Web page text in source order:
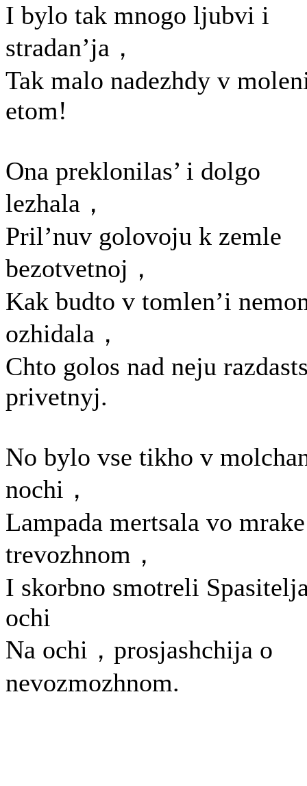
I bylo tak mnogo ljubvi i
stradan’ja，
Tak malo nadezhdy v
etom!
Ona preklonilas’ i dolgo
lezhala，
Pril’nuv golovoju k zemle
bezotvetnoj，
Kak budto v tomlen’i
ozhidala，
Chto golos nad neju
privetnyj.
No bylo vse tikho v
nochi，
Lampada mertsala vo mrake
trevozhnom，
I skorbno smotreli
ochi
Na ochi，prosjashchija o
nevozmozhnom.